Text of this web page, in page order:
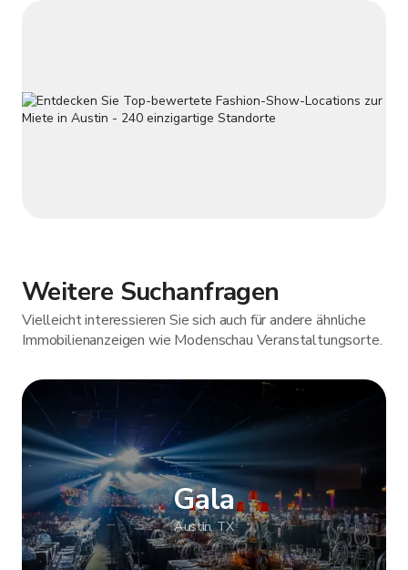
Weitere Suchanfragen
Vielleicht interessieren Sie sich auch für andere ähnliche
Immobilienanzeigen wie Modenschau Veranstaltungsorte.
Gala
Austin, TX